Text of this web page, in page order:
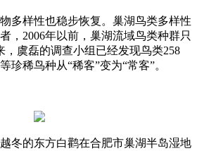
样性也稳步恢复。巢湖鸟类多样性
，2006年以前，巢湖流域鸟类种群只
，虞磊的调查小组已经发现鸟类258
珍稀鸟种从“稀客”变为“常客”。
的东方白鹳在合肥市巢湖半岛湿地